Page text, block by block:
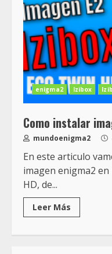
enigma2 Izibox
Como instalar
mundoenigma2
En este articulo
imagen enigma2
HD, de...
Leer Más